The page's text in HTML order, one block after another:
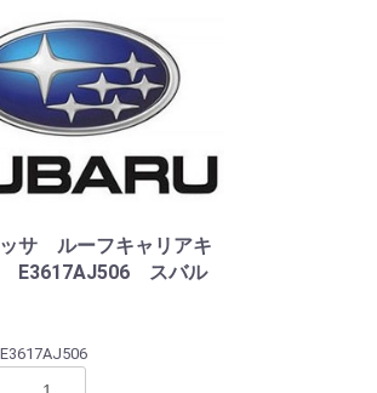
サ ルーフキャリアキ
E3617AJ506 スバル